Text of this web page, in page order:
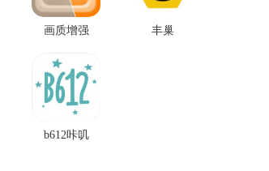
画质增强 丰巢
b612咔叽